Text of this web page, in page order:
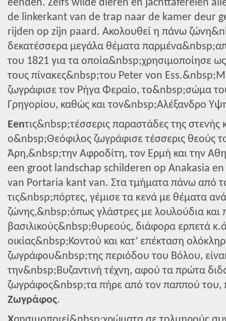
eenden. Zelfs wilde dieren en jachttaferelen
de linkerkant van de trap naar de kamer deur
rijden op zijn paard. Ακολουθεί η πάνω
δεκατέσσερα μεγάλα θέματα
του 1821 για τα οποία&nbsp;χρησιμοποίησε
τους πίνακες&nbsp;του Peter von
ζωγράφισε τον Ρήγα Φεραίο, το&nbsp;σώμα
Γρηγορίου, καθώς και τον&nbsp;Αλέξανδρο
Eenτις&nbsp;τέσσερις παραστάδες της στενής
ο&nbsp;Θεόφιλος ζωγράφισε τέσσερις θεούς
Άρη,&nbsp;την Αφροδίτη, τον Ερμή και την
een groot landschap schilderen op Anakasia
van Portaria kant van. Στα τμήματα πάνω από
τις&nbsp;πόρτες, γέμισε τα κενά με θέματα
ζώνης,&nbsp;όπως γλάστρες με λουλούδια και
βασιλικούς&nbsp;θυρεούς, διάφορα ερπετά
οικίας&nbsp;Κοντού και κατ’ επέκταση
ζωγράφου&nbsp;της περιόδου του Βόλου,
την&nbsp;Βυζαντινή τέχνη, αφού τα πρώτα
ζωγράφος&nbsp;τα πήρε από τον παππού του,
Ζωγράφος.